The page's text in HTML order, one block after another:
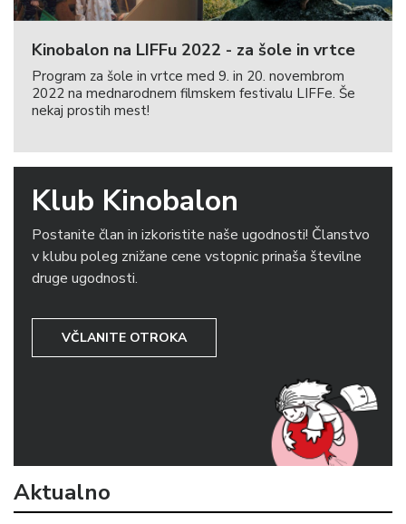
Kinobalon na LIFFu 2022 - za šole in vrtce
Program za šole in vrtce med 9. in 20. novembrom
2022 na mednarodnem filmskem festivalu LIFFe. Še
nekaj prostih mest!
Klub Kinobalon
Postanite član in izkoristite naše ugodnosti! Članstvo
v klubu poleg znižane cene vstopnic prinaša številne
druge ugodnosti.
VČLANITE OTROKA
Aktualno